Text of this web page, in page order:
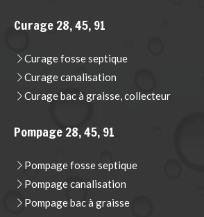
Curage 28, 45, 91
Curage fosse septique
Curage canalisation
Curage bac à graisse, collecteur
Pompage 28, 45, 91
Pompage fosse septique
Pompage canalisation
Pompage bac à graisse